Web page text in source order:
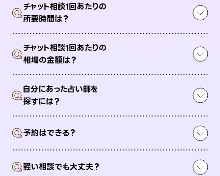
Qチャット相談1回あたりの
所要時間は？
Qチャット相談1回あたりの
相場の金額は？
Q自分にあった占い師を
探すには？
Q予約はできる？
Q軽い相談でも大丈夫？